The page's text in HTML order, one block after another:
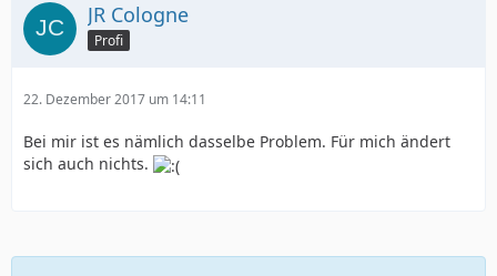
JR Cologne
Profi
22. Dezember 2017 um 14:11
Bei mir ist es nämlich dasselbe Problem. Für mich ändert
sich auch nichts.